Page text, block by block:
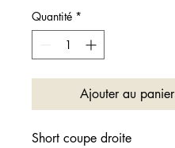
Quantité *
Ajouter au panier
Short coupe droite